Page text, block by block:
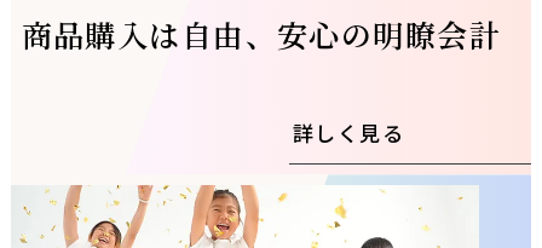
商品購入は自由、安心の明瞭会計
詳しく見る